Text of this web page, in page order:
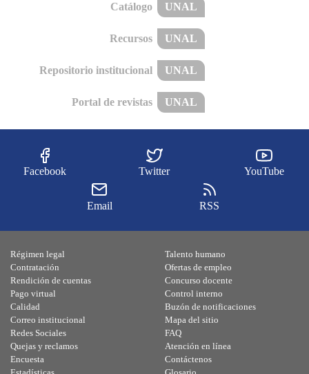
Catálogo UNAL
Recursos UNAL
Repositorio institucional UNAL
Portal de revistas UNAL
Facebook Twitter YouTube
Email RSS
Régimen legal
Contratación
Rendición de cuentas
Pago virtual
Calidad
Talento humano
Ofertas de empleo
Concurso docente
Control interno
Buzón de notificaciones
Correo institucional
Redes Sociales
Quejas y reclamos
Encuesta
Mapa del sitio
FAQ
Atención en línea
Contáctenos